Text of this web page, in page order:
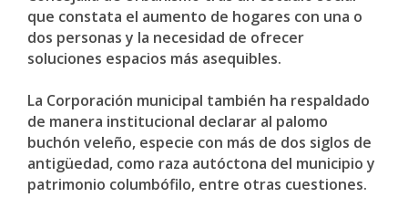
que constata el aumento de hogares con una o
dos personas y la necesidad de ofrecer
soluciones espacios más asequibles.
La Corporación municipal también ha respaldado
de manera institucional declarar al palomo
buchón veleño, especie con más de dos siglos de
antigüedad, como raza autóctona del municipio y
patrimonio columbófilo, entre otras cuestiones.